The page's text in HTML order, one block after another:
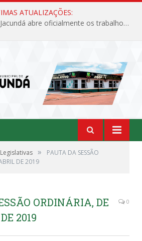
ATUALIZAÇÕES:
Câmara Municipal de Jacundá abre oficialmente os trabalhos legislativos de 2026
»
PAUTA DA SESSÃO
DE 2019
ORDINÁRIA, DE
2019
0